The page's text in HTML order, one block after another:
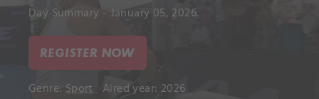
Day Summary - January 05, 2026.
REGISTER NOW
Genre: Sport Aired year: 2026